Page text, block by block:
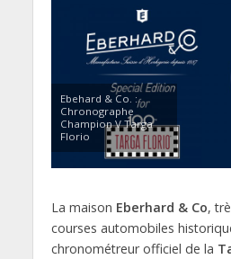
Ebehard & Co. :
Chronographe
Champion V Targa
Florio
La maison Eberhard & Co,
courses automobiles
chronométreur officiel de la